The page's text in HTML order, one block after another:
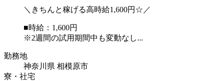
＼きちんと稼げる高時給1,600円☆／
■時給：1,600円
※2週間の試用期間中も変動なし...
勤務地
神奈川県 相模原市
寮・社宅